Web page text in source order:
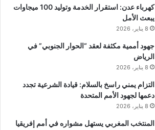
كهرباء عدن: استقرار الخدمة وتوليد 100 ميجاوات
يبعث الأمل
8 يناير، 2026
جهود أممية مكثفة لعقد “الحوار الجنوبي” في
الرياض
8 يناير، 2026
التزام يمني راسخ بالسلام: قيادة الشرعية تجدد
دعمها لجهود الأمم المتحدة
8 يناير، 2026
المنتخب المغربي يستهل مشواره في أمم إفريقيا